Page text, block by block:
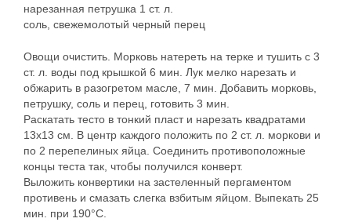
нарезанная петрушка 1 ст. л.
соль, свежемолотый черный перец
Овощи очистить. Морковь натереть на терке и тушить с 3
ст. л. воды под крышкой 6 мин. Лук мелко нарезать и
обжарить в разогретом масле, 7 мин. Добавить морковь,
петрушку, соль и перец, готовить 3 мин.
Раскатать тесто в тонкий пласт и нарезать квадратами
13х13 см. В центр каждого положить по 2 ст. л. моркови и
по 2 перепелиных яйца. Соединить противоположные
концы теста так, чтобы получился конверт.
Выложить конвертики на застеленный пергаментом
противень и смазать слегка взбитым яйцом. Выпекать 25
мин. при 190°С.